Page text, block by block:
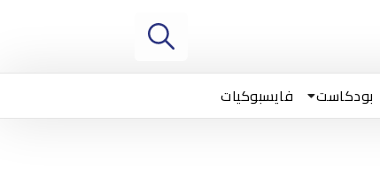
بودكاست فايسبوكيات